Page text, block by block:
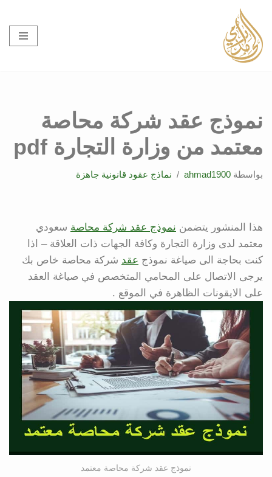
تخطى
إلى
المحتوى
نموذج عقد شركة محاصة
معتمد من وزارة التجارة pdf
بواسطة ahmad1900 نماذج عقود قانونية جاهزة
هذا المنشور يتضمن نموذج عقد شركة محاصة سعودي
معتمد لدى وزارة التجارة وكافة الجهات ذات العلاقة – اذا
كنت بحاجة الى صياغة نموذج عقد شركة محاصة خاص بك
يرجى الاتصال على المحامي المتخصص في صياغة العقد
على الايقونات الظاهرة في الموقع .
نموذج عقد شركة محاصة معتمد